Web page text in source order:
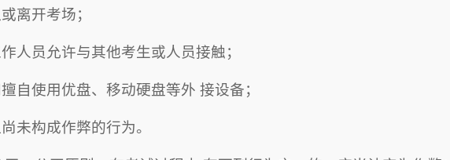
离开考场；
人员允许与其他考生或人员接触；
自使用优盘、移动硬盘等外 接设备；
未构成作弊的行为。